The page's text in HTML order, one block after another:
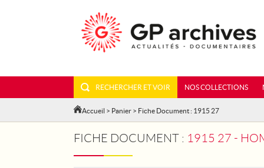
RECHERCHER ET VOIR NOS COLLECTIONS
Accueil > Panier > Fiche Document : 1915 27
FICHE DOCUMENT : 1915 27 -